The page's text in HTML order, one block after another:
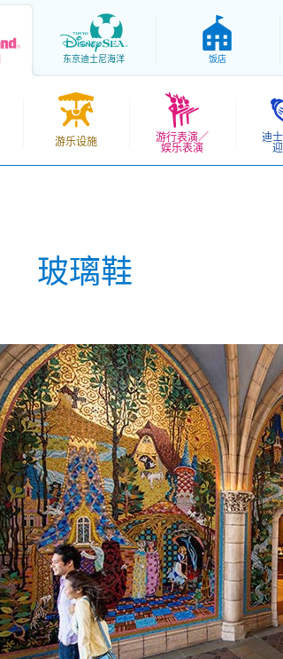
东京迪士尼海洋 饭店
游乐设施
游行表演／
娱乐表演
迪
玻璃鞋